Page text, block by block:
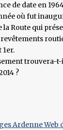
de date en
où fut
la Route qui
1er.
trouvera-
?
Ardenne Web